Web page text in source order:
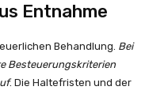
Entnahme
Behandlung. Bei
Besteuerungskriterien
. Die Haltefristen und der